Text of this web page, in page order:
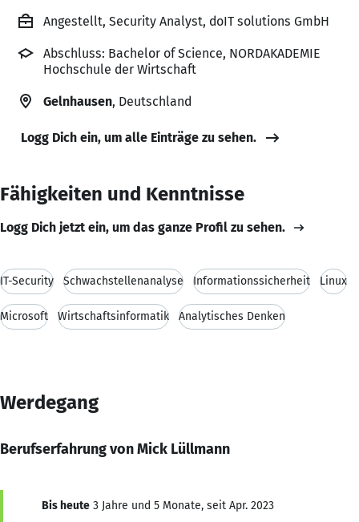
Angestellt, Security Analyst, doIT solutions GmbH
Abschluss: Bachelor of Science, NORDAKADEMIE
Hochschule der Wirtschaft
Gelnhausen, Deutschland
Logg Dich ein, um alle Einträge zu sehen.
Fähigkeiten und Kenntnisse
Logg Dich jetzt ein, um das ganze Profil zu sehen.
IT-Security Schwachstellenanalyse Informationssicherheit Linux
Microsoft Wirtschaftsinformatik Analytisches Denken
Werdegang
Berufserfahrung von Mick Lüllmann
Bis heute 3 Jahre und 5 Monate, seit Apr. 2023